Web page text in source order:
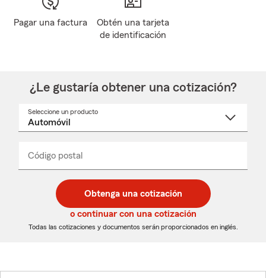
Pagar una factura
Obtén una tarjeta
de identificación
¿Le gustaría obtener una cotización?
Seleccione un producto
desplegable
Código postal
de
5
dígitos
de
5
dígitos
_____
Obtenga una cotización
o continuar con una cotización
Todas las cotizaciones y documentos serán proporcionados en inglés.